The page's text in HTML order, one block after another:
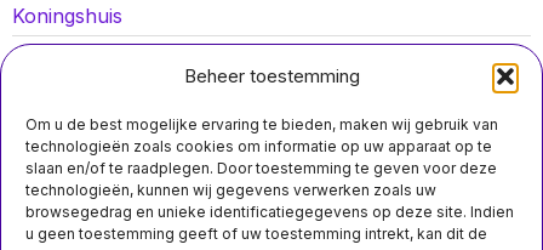
Beheer toestemming
Om u de best mogelijke ervaring te bieden, maken wij gebruik van
technologieën zoals cookies om informatie op uw apparaat op te
slaan en/of te raadplegen. Door toestemming te geven voor deze
technologieën, kunnen wij gegevens verwerken zoals uw
browsegedrag en unieke identificatiegegevens op deze site. Indien
u geen toestemming geeft of uw toestemming intrekt, kan dit de
Koningshuis
Lokaal nieuws
Opinies
Politiek
Sport